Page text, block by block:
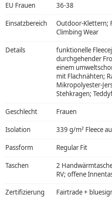
EU Frauen 36-38
Einsatzbereich
Outdoor-Klettern;
Climbing Wear
Details
funktionelle
durchgehender
einem
mit Flachnähten;
Mikropolyester-
Stehkragen;
Geschlecht Frauen
Isolation 339 g/m² Fleece
Passform Regular Fit
Taschen
2
RV; offene
Zertifizierung Fairtrade +